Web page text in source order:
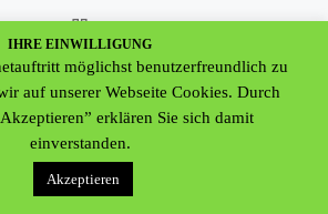
ZURÜCK ZUR
MORE GLOBAL PLC
für Anleger- & Datenschutz e.V.
Alle Rechte vorbehalten
IHRE EINWILLIGUNG
möglichst benutzerfreundlich zu
auf unserer Webseite Cookies. Durch
erklären Sie sich damit
einverstanden.
Akzeptieren